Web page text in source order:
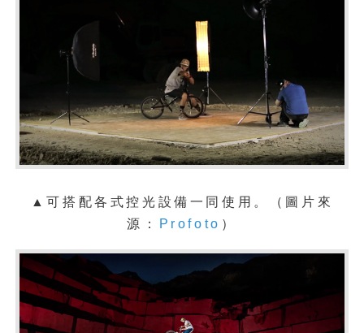
▲可搭配各式控光設備一同使用。
（圖片來
源：
Profoto ）